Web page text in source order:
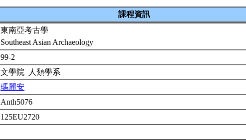
課程資訊
東南亞考古學
Southeast Asian Archaeology
99-2
文學院 人類學系
瑪麗安
Anth5076
125EU2720